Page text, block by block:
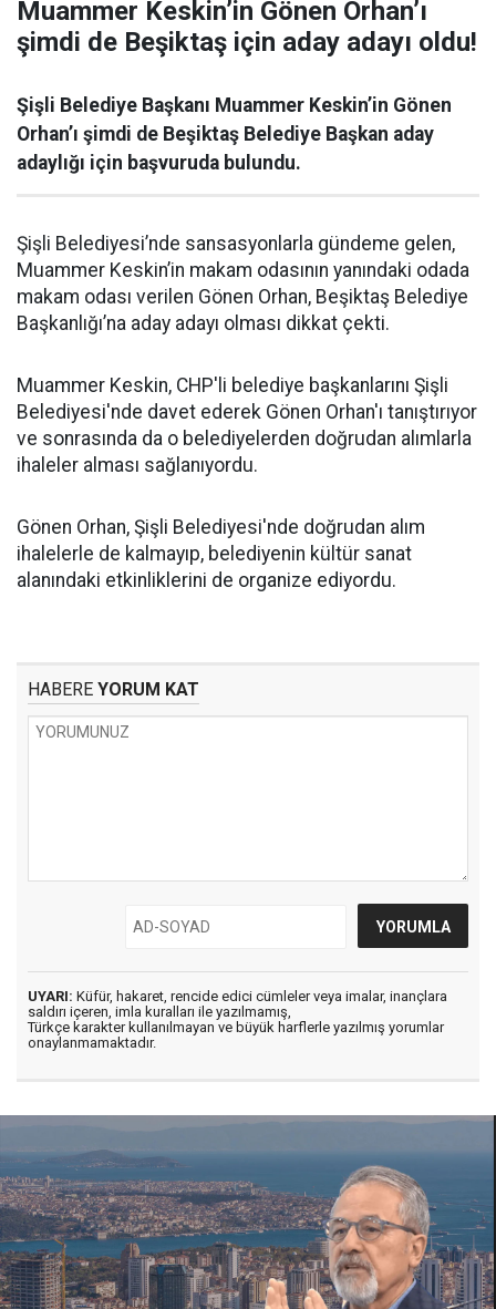
Muammer Keskin’in Gönen Orhan’ı
şimdi de Beşiktaş için aday adayı oldu!
Şişli Belediye Başkanı Muammer Keskin’in Gönen
Orhan’ı şimdi de Beşiktaş Belediye Başkan aday
adaylığı için başvuruda bulundu.
Şişli Belediyesi’nde sansasyonlarla gündeme gelen,
Muammer Keskin’in makam odasının yanındaki odada
makam odası verilen Gönen Orhan, Beşiktaş Belediye
Başkanlığı’na aday adayı olması dikkat çekti.
Muammer Keskin, CHP'li belediye başkanlarını Şişli
Belediyesi'nde davet ederek Gönen Orhan'ı tanıştırıyor
ve sonrasında da o belediyelerden doğrudan alımlarla
ihaleler alması sağlanıyordu.
Gönen Orhan, Şişli Belediyesi'nde doğrudan alım
ihalelerle de kalmayıp, belediyenin kültür sanat
alanındaki etkinliklerini de organize ediyordu.
HABERE YORUM KAT
UYARI: Küfür, hakaret, rencide edici cümleler veya imalar, inançlara
saldırı içeren, imla kuralları ile yazılmamış,
Türkçe karakter kullanılmayan ve büyük harflerle yazılmış yorumlar
onaylanmamaktadır.